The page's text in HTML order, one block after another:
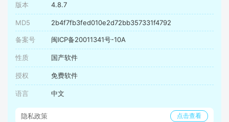
版本 4.8.7
MD5 2b4f7fb3fed010e2d72bb357331f4792
备案号 闽ICP备20011341号-10A
性质 国产软件
授权 免费软件
语言 中文
隐私政策 点击查看